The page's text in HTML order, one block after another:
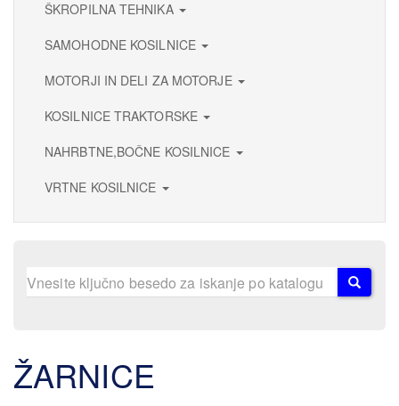
ŠKROPILNA TEHNIKA
SAMOHODNE KOSILNICE
MOTORJI IN DELI ZA MOTORJE
KOSILNICE TRAKTORSKE
NAHRBTNE,BOČNE KOSILNICE
VRTNE KOSILNICE
ŽARNICE